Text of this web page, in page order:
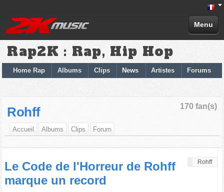
Menu
Rap2K : Rap, Hip Hop
Home Rap Albums Clips News Artistes Forums
170 fan(s)
Rohff
Accueil Albums Clips Forum
Rohff
Le Code de l'Horreur de Rohff
marque un record